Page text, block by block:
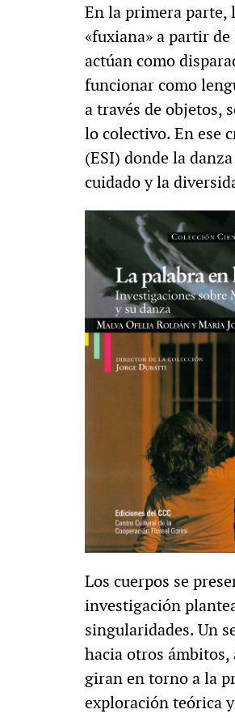
En la primera parte,
«fuxiana» a partir de
actúan como
funcionar como
a través de objetos,
lo colectivo. En ese
(ESI) donde la
cuidado y la
Los cuerpos se
investigación
singularidades. Un
hacia otros ámbitos,
giran en torno a la
exploración teórica